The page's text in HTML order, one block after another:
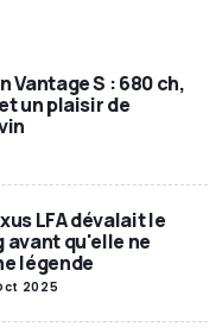
Vantage S : 680 ch,
un plaisir de
LFA dévalait le
avant qu'elle ne
légende
2025